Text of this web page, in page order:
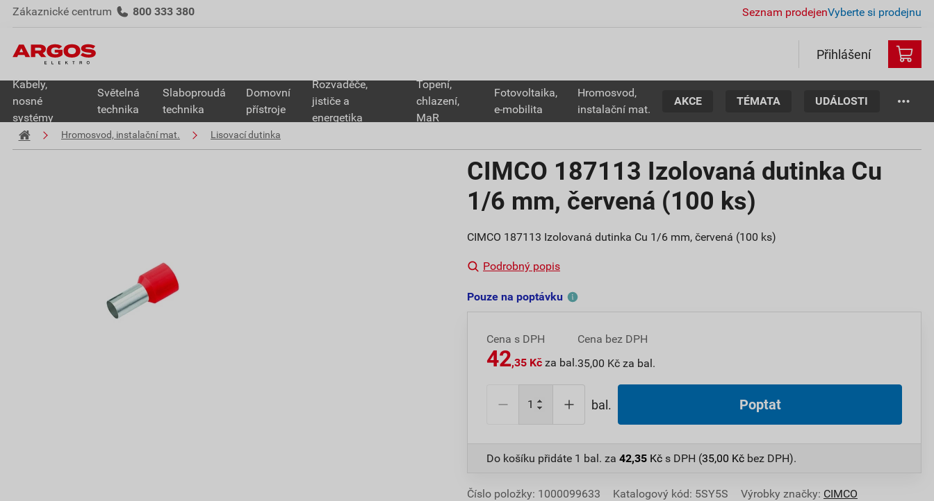
Zákaznické centrum 800 333 380 Seznam prodejenVyberte si prodejnu
Přihlášení
Kabely,
nosné
systémy
Světelná
technika
Slaboproudá
technika
Domovní
přístroje
Rozvaděče,
jističe a
energetika
Topení,
chlazení,
MaR
Fotovoltaika,
e-mobilita
Hromosvod,
instalační mat.
AKCE TÉMATA UDÁLOSTI
Hromosvod, instalační mat. Lisovací dutinka
CIMCO 187113 Izolovaná dutinka Cu
1/6 mm, červená (100 ks)
CIMCO 187113 Izolovaná dutinka Cu 1/6 mm, červená (100 ks)
Podrobný popis
Pouze na poptávku
Cena s DPH
42,35 Kč za bal.
Cena bez DPH
35,00 Kč za bal.
bal. Poptat
Do košíku přidáte 1 bal. za 42,35 Kč s DPH (35,00 Kč bez DPH).
Číslo položky: 1000099633 Katalogový kód: 5SY5S Výrobky značky: CIMCO